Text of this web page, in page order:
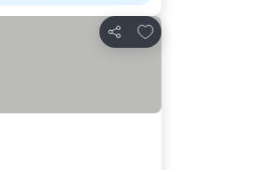
Compartir
Agregar a favoritos